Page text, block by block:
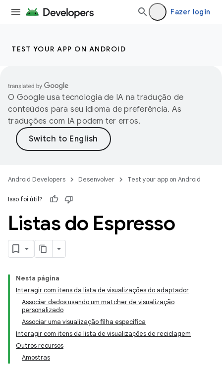
Fazer login
TEST YOUR APP ON ANDROID
O Google usa tecnologia de IA na tradução de
conteúdos para seu idioma de preferência. As
traduções com IA podem ter erros.
Android Developers Desenvolver Test your app on Android
Isso foi útil?
Listas do Espresso
Nesta página
Interagir com itens da lista de visualizações do adaptador
Associar dados usando um matcher de visualização
personalizado
Associar uma visualização filha específica
Interagir com itens da lista de visualizações de reciclagem
Outros recursos
Amostras